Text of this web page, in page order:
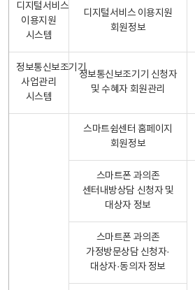
디지털서비스
이용지원
시스템
디지털서비스 이용지원
회원정보
정보통신보조기기
사업관리
시스템
정보통신보조기기 신청자
및 수혜자 회원관리
스마트쉼센터 홈페이지
회원정보
스마트폰 과의존
센터내방상담 신청자 및
대상자 정보
스마트폰 과의존
가정방문상담 신청자·
대상자·동의자 정보